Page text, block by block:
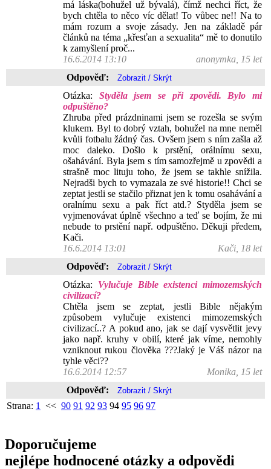
má láska(bohužel už bývalá), čímž nechci říct, že
bych chtěla to něco víc dělat! To vůbec ne!! Na to
mám rozum a svoje zásady. Jen na základě pár
článků na téma „křesťan a sexualita“ mě to donutilo
k zamyšlení proč...
16.6.2014 13:10
anonymka, 15 let
Odpověď:
Otázka: Styděla jsem se při zpovědi. Bylo mi
odpuštěno?
Zhruba před prázdninami jsem se rozešla se svým
klukem. Byl to dobrý vztah, bohužel na mne neměl
kvůli fotbalu žádný čas. Ovšem jsem s ním zašla až
moc daleko. Došlo k prstění, orálnímu sexu,
ošahávání. Byla jsem s tím samozřejmě u zpovědi a
strašně moc lituju toho, že jsem se takhle snížila.
Nejradši bych to vymazala ze své historie!! Chci se
zeptat jestli se stačilo přiznat jen k tomu osahávání a
oralnímu sexu a pak říct atd.? Styděla jsem se
vyjmenovávat úplně všechno a teď se bojím, že mi
nebude to prstění např. odpuštěno. Děkuji předem,
Kači.
16.6.2014 13:01
Kači, 18 let
Odpověď:
Otázka: Vylučuje Bible existenci mimozemských
civilizací?
Chtěla jsem se zeptat, jestli Bible nějakým
způsobem vylučuje existenci mimozemských
civilizací..? A pokud ano, jak se dají vysvětlit jevy
jako např. kruhy v obilí, které jak víme, nemohly
vzniknout rukou člověka ???Jaký je Váš názor na
tyhle věci??
16.6.2014 12:57
Monika, 15 let
Odpověď:
Strana: 1 << 90 91 92 93 94 95 96 97
Doporučujeme
nejlépe hodnocené otázky a odpovědi